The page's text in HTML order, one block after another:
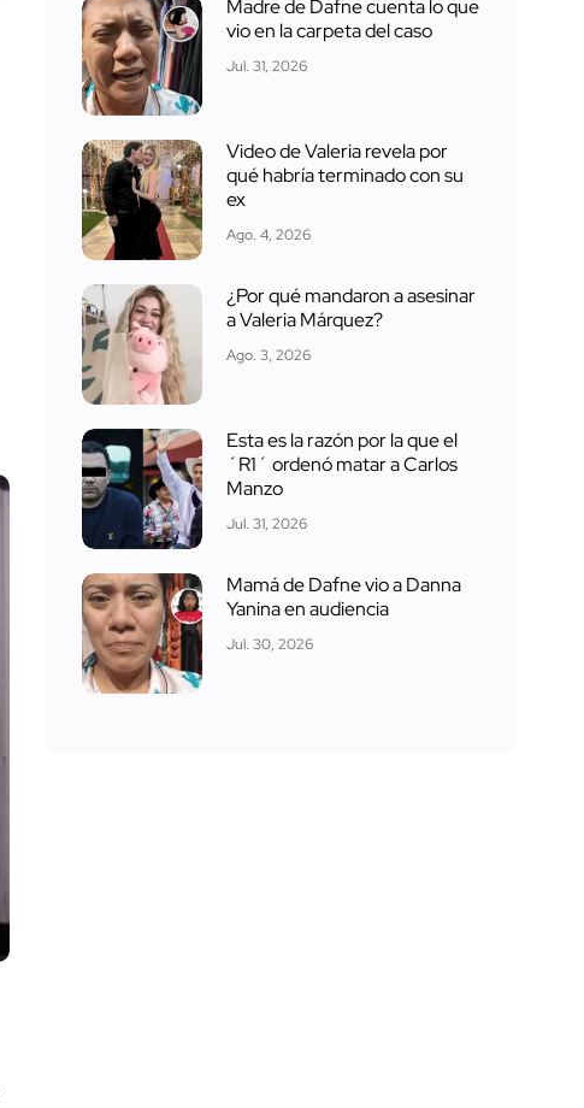
Madre de Dafne cuenta lo que
vio en la carpeta del caso
Jul. 31, 2026
Video de Valeria revela por
qué habría terminado con su
ex
Ago. 4, 2026
¿Por qué mandaron a asesinar
a Valeria Márquez?
Ago. 3, 2026
Esta es la razón por la que el
´R1´ ordenó matar a Carlos
Manzo
Jul. 31, 2026
Mamá de Dafne vio a Danna
Yanina en audiencia
Jul. 30, 2026